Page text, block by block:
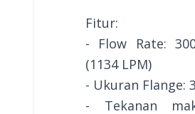
Fitur:
- Flow Rate:
(1134 LPM)
- Ukuran Flange:
- Tekanan